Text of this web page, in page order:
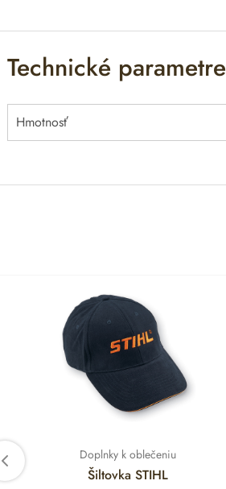
Technické parametre
Hmotnosť
Doplnky k oblečeniu
Šiltovka STIHL